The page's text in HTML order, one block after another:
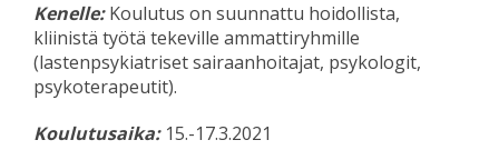
Kenelle:Koulutus on suunnattu hoidollista,
kliinistä työtä tekeville ammattiryhmille
(lastenpsykiatriset sairaanhoitajat, psykologit,
psykoterapeutit).
Koulutusaika: 15.-17.3.2021